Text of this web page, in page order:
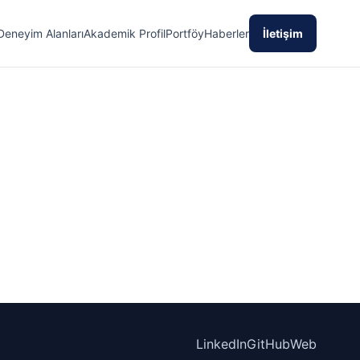
AlanlarıAkademik ProfilPortföyHaberler İletişim
LinkedInGitHubWeb